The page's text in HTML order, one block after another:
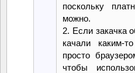
поскольку
можно.
2. Если закачка
качали каким-
просто
чтобы